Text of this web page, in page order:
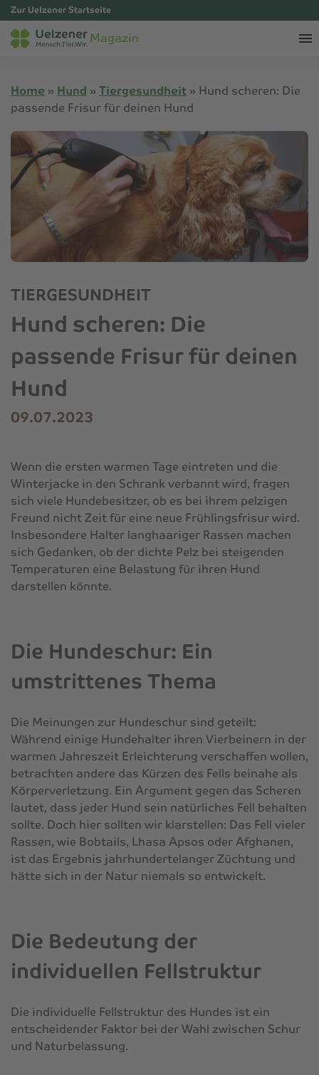
Zur Uelzener Startseite
Magazin
Home » Hund » Tiergesundheit » Hund scheren: Die
passende Frisur für deinen Hund
TIERGESUNDHEIT
Hund scheren: Die
passende Frisur für deinen
Hund
09.07.2023
Wenn die ersten warmen Tage eintreten und die
Winterjacke in den Schrank verbannt wird, fragen
sich viele Hundebesitzer, ob es bei ihrem pelzigen
Freund nicht Zeit für eine neue Frühlingsfrisur wird.
Insbesondere Halter langhaariger Rassen machen
sich Gedanken, ob der dichte Pelz bei steigenden
Temperaturen eine Belastung für ihren Hund
darstellen könnte.
Die Hundeschur: Ein
umstrittenes Thema
Die Meinungen zur Hundeschur sind geteilt:
Während einige Hundehalter ihren Vierbeinern in der
warmen Jahreszeit Erleichterung verschaffen wollen,
betrachten andere das Kürzen des Fells beinahe als
Körperverletzung. Ein Argument gegen das Scheren
lautet, dass jeder Hund sein natürliches Fell behalten
sollte. Doch hier sollten wir klarstellen: Das Fell vieler
Rassen, wie Bobtails, Lhasa Apsos oder Afghanen,
ist das Ergebnis jahrhundertelanger Züchtung und
hätte sich in der Natur niemals so entwickelt.
Die Bedeutung der
individuellen Fellstruktur
Die individuelle Fellstruktur des Hundes ist ein
entscheidender Faktor bei der Wahl zwischen Schur
und Naturbelassung.